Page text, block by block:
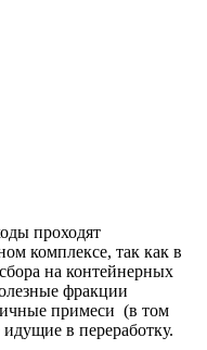
проходят
комплексе, так как в
на контейнерных
фракции
примеси (в том
в переработку.